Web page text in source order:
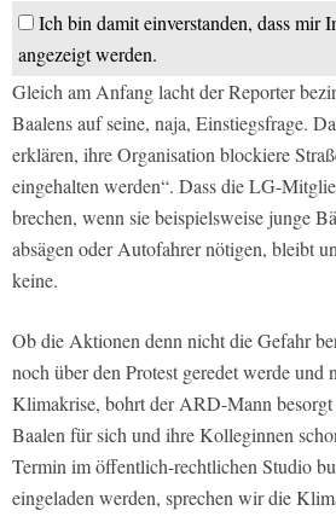
Ich bin damit einverstanden, dass mir
angezeigt werden.
Gleich am Anfang lacht der Reporter
Baalens auf seine, naja, Einstiegsfrage.
erklären, ihre Organisation blockiere
eingehalten werden“. Dass die LG-
brechen, wenn sie beispielsweise junge
absägen oder Autofahrer nötigen, bleibt
keine.
Ob die Aktionen denn nicht die Gefahr
noch über den Protest geredet werde und
Klimakrise, bohrt der ARD-Mann
Baalen für sich und ihre Kolleginnen
Termin im öffentlich-rechtlichen Studio
eingeladen werden, sprechen wir die